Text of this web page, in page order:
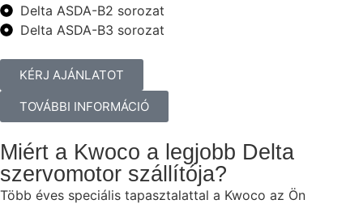
Delta ASDA-B2 sorozat
Delta ASDA-B3 sorozat
KÉRJ AJÁNLATOT
TOVÁBBI INFORMÁCIÓ
Miért a Kwoco a legjobb Delta
szervomotor szállítója?
Több éves speciális tapasztalattal a Kwoco az Ön